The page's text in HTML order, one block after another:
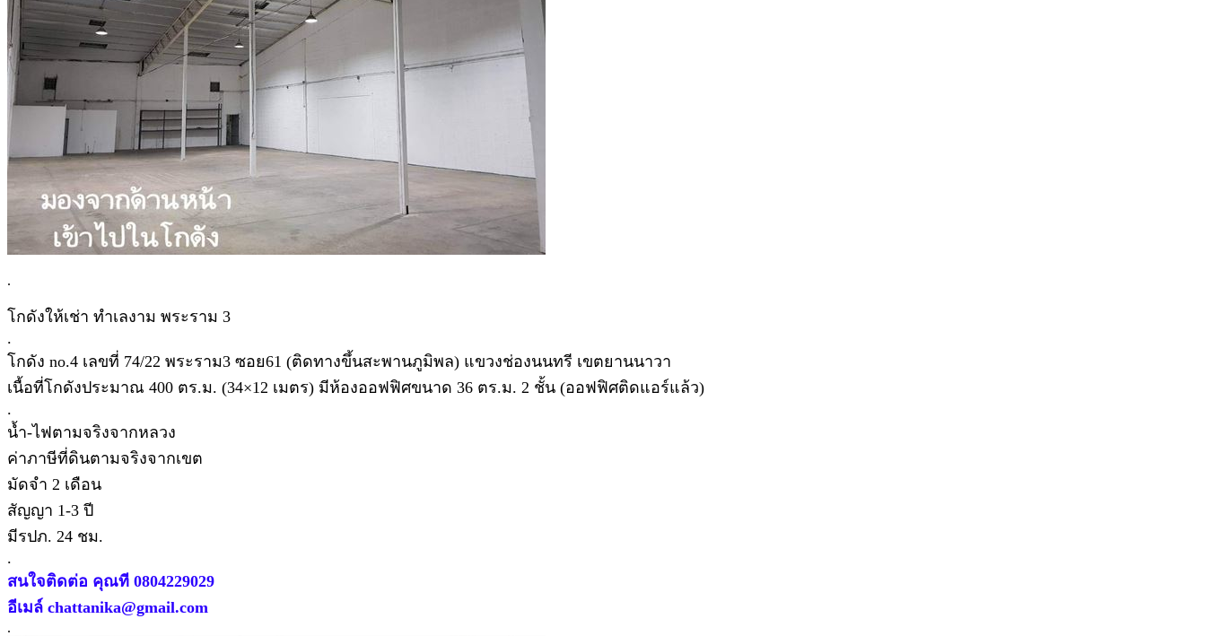
.
โกดังให้เช่า ทำเลงาม พระราม 3
.
โกดัง no.4 เลขที่ 74/22 พระราม3 ซอย61 (ติดทางขึ้นสะพานภูมิพล) แขวงช่องนนทรี เขตยานนาวา
เนื้อที่โกดังประมาณ 400 ตร.ม. (34×12 เมตร) มีห้องออฟฟิศขนาด 36 ตร.ม. 2 ชั้น (ออฟฟิศติดแอร์แล้ว)
.
น้ำ-ไฟตามจริงจากหลวง
ค่าภาษีที่ดินตามจริงจากเขต
มัดจำ 2 เดือน
สัญญา 1-3 ปี
มีรปภ. 24 ชม.
.
สนใจติดต่อ คุณที 0804229029
อีเมล์ chattanika@gmail.com
.